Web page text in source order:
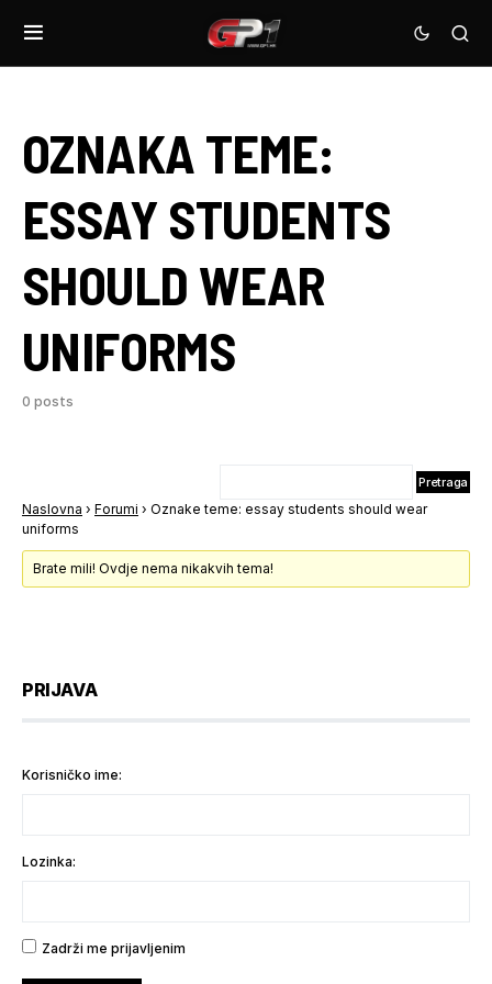
OZNAKA TEME:
ESSAY STUDENTS
SHOULD WEAR
UNIFORMS
0 posts
Naslovna › Forumi › Oznake teme: essay students should wear
uniforms
Brate mili! Ovdje nema nikakvih tema!
PRIJAVA
Korisničko ime:
Lozinka:
Zadrži me prijavljenim